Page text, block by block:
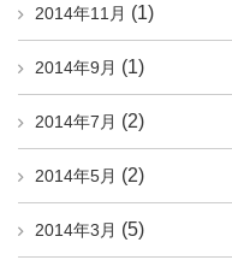
2014年11月 (1)
2014年9月 (1)
2014年7月 (2)
2014年5月 (2)
2014年3月 (5)